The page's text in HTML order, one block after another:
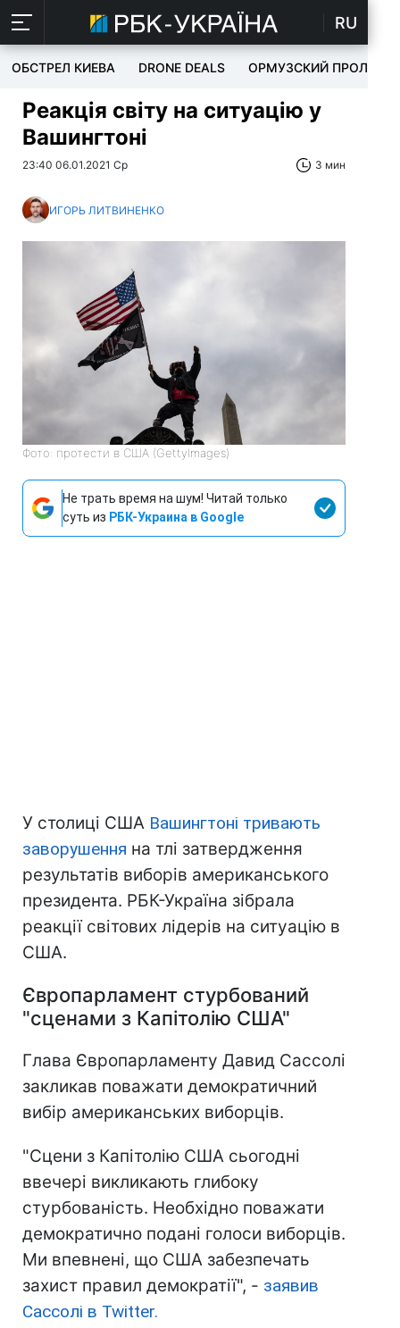
RU
ОБСТРЕЛ КИЕВА DRONE DEALS ОРМУЗСКИЙ ПРОЛИВ
Реакція світу на ситуацію у
Вашингтоні
23:40 06.01.2021 Ср 3 мин
ИГОРЬ ЛИТВИНЕНКО
Фото: протести в США (GettyImages)
Не трать время на шум! Читай только
суть из РБК-Украина в Google
У столиці США Вашингтоні тривають
заворушення на тлі затвердження
результатів виборів американського
президента. РБК-Україна зібрала
реакції світових лідерів на ситуацію в
США.
Європарламент стурбований
"сценами з Капітолію США"
Глава Європарламенту Давид Сассолі
закликав поважати демократичний
вибір американських виборців.
"Сцени з Капітолію США сьогодні
ввечері викликають глибоку
стурбованість. Необхідно поважати
демократично подані голоси виборців.
Ми впевнені, що США забезпечать
захист правил демократії", - заявив
Сассолі в Twitter.